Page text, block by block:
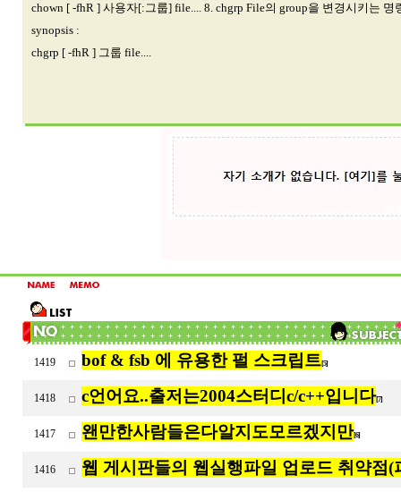
chown [ -fhR ] 사용자[:그룹] file.... 8. chgrp File의 group을 변경시키는 명
synopsis :
chgrp [ -fhR ] 그룹 file....
1419 bof & fsb 에 유용한 펄 스크립트[5]
1418 c언어요..출저는2004스터디c/c++입니다[7]
1417 왠만한사람들은다알지도모르겠지만[6]
1416 웹 게시판들의 웹실행파일 업로드 취약점(